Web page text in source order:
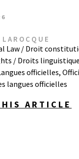
Law / Droit
/ Droits
officielles,
langues officielles
ARTICLE